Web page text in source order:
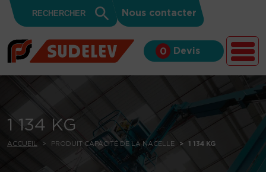
Skip to content
for:
Search
Button
Nous contacter
0 Devis
1 134 KG
ACCUEIL PRODUIT CAPACITÉ DE LA NACELLE 1 134 KG